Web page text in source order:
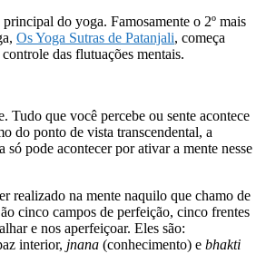
do yoga. Famosamente o 2º mais
Os Yoga Sutras de Patanjali, começa
das flutuações mentais.
Tudo que você percebe ou sente acontece
do ponto de vista transcendental, a
só pode acontecer por ativar a mente nesse
realizado na mente naquilo que chamo de
cinco campos de perfeição, cinco frentes
e nos aperfeiçoar. Eles são:
interior, jnana (conhecimento) e bhakti